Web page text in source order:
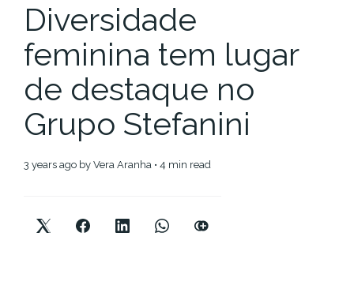
Diversidade
feminina tem lugar
de destaque no
Grupo Stefanini
3 years ago by Vera Aranha • 4 min read